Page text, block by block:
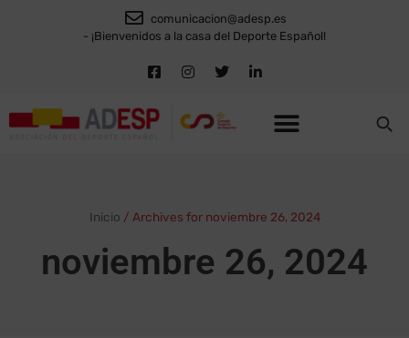
comunicacion@adesp.es
- ¡Bienvenidos a la casa del Deporte Español!
Inicio / Archives for noviembre 26, 2024
noviembre 26, 2024